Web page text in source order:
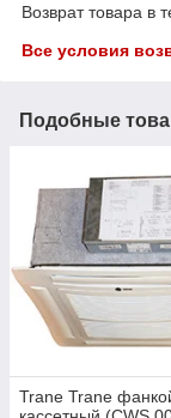
Возврат товара в
Все условия
Подобные
Trane Trane